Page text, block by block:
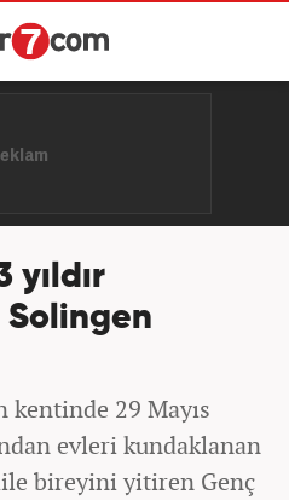
yıldır
Solingen
kentinde 29 Mayıs
evleri kundaklanan
bireyini yitiren Genç